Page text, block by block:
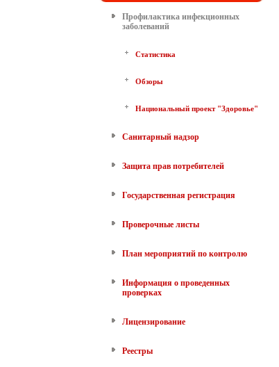
Профилактика инфекционных
заболеваний
Статистика
Обзоры
Национальный проект "Здоровье"
Санитарный надзор
Защита прав потребителей
Государственная регистрация
Проверочные листы
План мероприятий по контролю
Информация о проведенных
проверках
Лицензирование
Реестры